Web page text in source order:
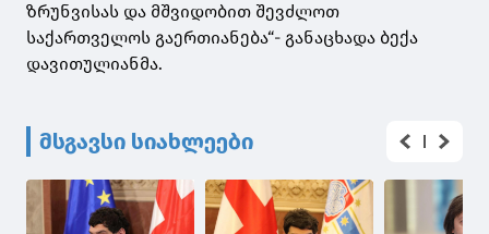
ზრუნვისას და მშვიდობით შევძლოთ
საქართველოს გაერთიანება“- განაცხადა ბექა
დავითულიანმა.
მსგავსი სიახლეები